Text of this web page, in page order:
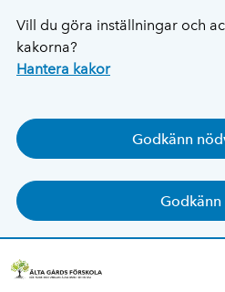
Vill du göra inställningar och
kakorna?
Hantera kakor
Godkänn
Godkänn